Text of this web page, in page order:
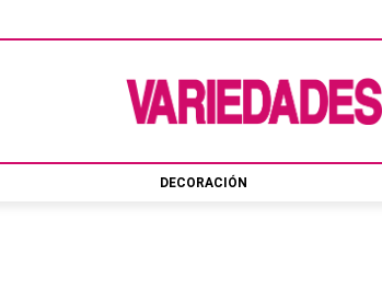
DECORACIÓN